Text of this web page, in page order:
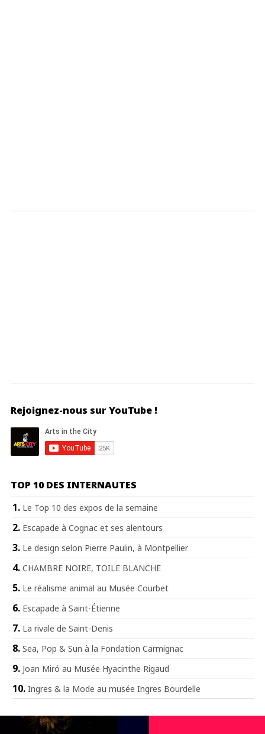
Rejoignez-nous sur YouTube !
TOP 10 DES INTERNAUTES
Le Top 10 des expos de la semaine
Escapade à Cognac et ses alentours
Le design selon Pierre Paulin, à Montpellier
CHAMBRE NOIRE, TOILE BLANCHE
Le réalisme animal au Musée Courbet
Escapade à Saint-Étienne
La rivale de Saint-Denis
Sea, Pop & Sun à la Fondation Carmignac
Joan Miró au Musée Hyacinthe Rigaud
Ingres & la Mode au musée Ingres Bourdelle